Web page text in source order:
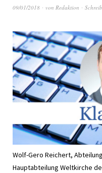
09/01/2018 von Redaktion
Wolf-Gero Reichert,
Hauptabteilung Weltkirche